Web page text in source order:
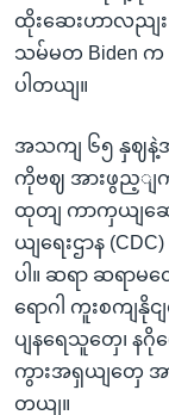
ထိုးဆေးဟာလညျ
သမ်မတ Biden က
ပါတယျ။
အသကျ ၆၅ နှဈနဲ့
ကိုဗဈ အားဖွည့ျ
ထုတျ ကာကှယျဆေ
ယျရေးဌာန
ပါ။ ဆရာ ဆရာမတှ
ရောဂါ ကူးစကျ
ပျနရေသူတှေ၊ န
ကွားအရှယျတှေ အ
တယျ။